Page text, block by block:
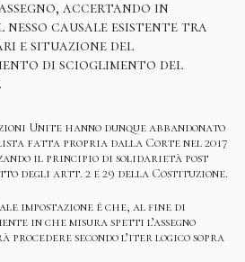
accertando in
causale esistente tra
e situazione del
di scioglimento del
Unite hanno dunque abbandonato
fatta propria dalla Corte nel 2017
il principio di solidarietà post
degli artt. 2 e 29 della Costituzione.
impostazione è che, al fine di
in che misura spetti l’assegno
procedere secondo l’iter logico sopra